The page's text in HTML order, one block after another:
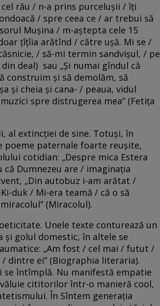
rău / n-a prins purcelușii / îți
/ spre ceea ce / ar trebui să
Mușina / m-aștepta cele 15
țîțîia arătînd / către ușă. Mi se /
/ să-mi termin sandvișul, / pe
deal) sau „Şi numai gîndul că
construim şi să demolăm, să
şi cheia şi cana- / peaua, vidul
spre distrugerea mea” (Fetiţa
al extincţiei de sine. Totuşi, în
poeme paternale foarte reuşite,
cotidian: „Despre mica Estera
Dumnezeu are / imaginaţia
„Din autobuz i-am arătat /
duk / Mi-era teamă / că o să
(Miracolul).
Unele texte conturează un
golul domestic, în altele se
„Am fost / cel mai / futut /
ei” (Biographia literaria).
întîmplă. Nu manifestă empatie
cititorilor într-o manieră cool,
În Sîntem generaţia